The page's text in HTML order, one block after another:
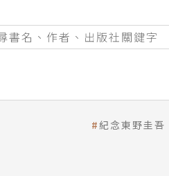
紀念東野圭吾